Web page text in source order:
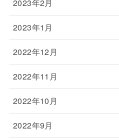
2023年2月
2023年1月
2022年12月
2022年11月
2022年10月
2022年9月